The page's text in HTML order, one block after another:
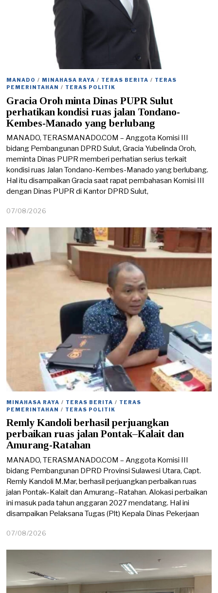
MANADO / MINAHASA RAYA / TERAS BERITA / TERAS
PEMERINTAHAN
/ TERAS POLITIK
Gracia Oroh minta Dinas PUPR Sulut
perhatikan kondisi ruas jalan Tondano-
Kembes-Manado yang berlubang
MANADO, TERASMANADO.COM – Anggota Komisi III
bidang Pembangunan DPRD Sulut, Gracia Yubelinda Oroh,
meminta Dinas PUPR memberi perhatian serius terkait
kondisi ruas Jalan Tondano-Kembes-Manado yang berlubang.
Hal itu disampaikan Gracia saat rapat pembahasan Komisi III
dengan Dinas PUPR di Kantor DPRD Sulut,
07/08/2026
/
2
MINAHASA RAYA / TERAS BERITA / TERAS
PEMERINTAHAN / TERAS POLITIK
Remly Kandoli berhasil perjuangkan
perbaikan ruas jalan Pontak–Kalait dan
Amurang-Ratahan
MANADO, TERASMANADO.COM – Anggota Komisi III
bidang Pembangunan DPRD Provinsi Sulawesi Utara, Capt.
Remly Kandoli M.Mar, berhasil perjuangkan perbaikan ruas
jalan Pontak–Kalait dan Amurang–Ratahan. Alokasi perbaikan
ini masuk pada tahun anggaran 2027 mendatang. Hal ini
disampaikan Pelaksana Tugas (Plt) Kepala Dinas Pekerjaan
07/08/2026
/
/
2